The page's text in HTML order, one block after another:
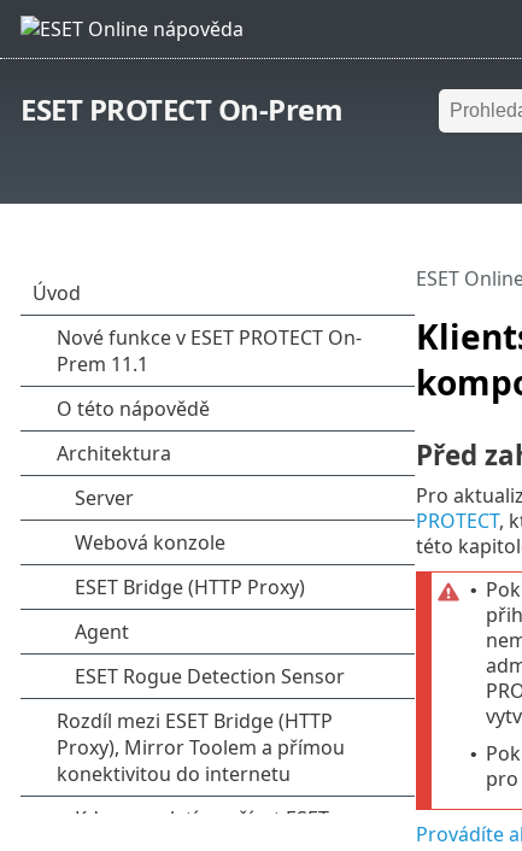
ESET PROTECT On-Prem
ESET
Před
Pro
PROTECT,
této
•
•
pro
Provádíte